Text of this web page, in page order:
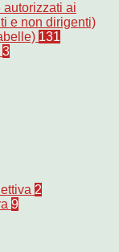
autorizzati ai
e non dirigenti)
131
3
2
9